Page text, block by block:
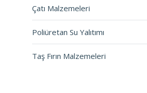
Çatı Malzemeleri
Poliüretan Su Yalıtımı
Taş Fırın Malzemeleri